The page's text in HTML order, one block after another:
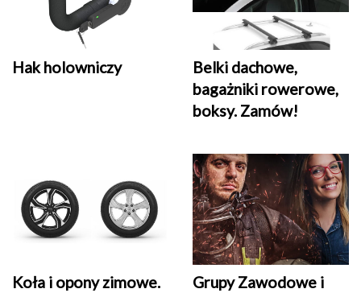
Hak holowniczy
Belki dachowe,
bagażniki rowerowe,
boksy. Zamów!
Koła i opony zimowe.
Grupy Zawodowe i